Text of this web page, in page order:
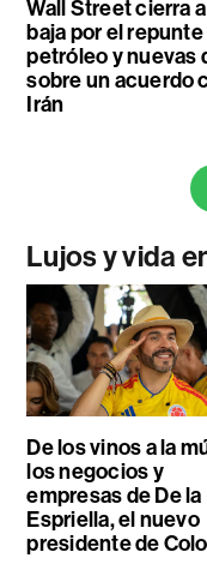
Wall Street cierra
baja por el
petróleo y nuevas
sobre un acuerdo
Irán
Lujos y vida
De los vinos a la
los negocios y
empresas de De la
Espriella, el nuevo
presidente de